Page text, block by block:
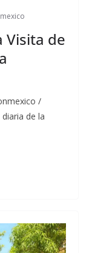
Visita de
/
de la